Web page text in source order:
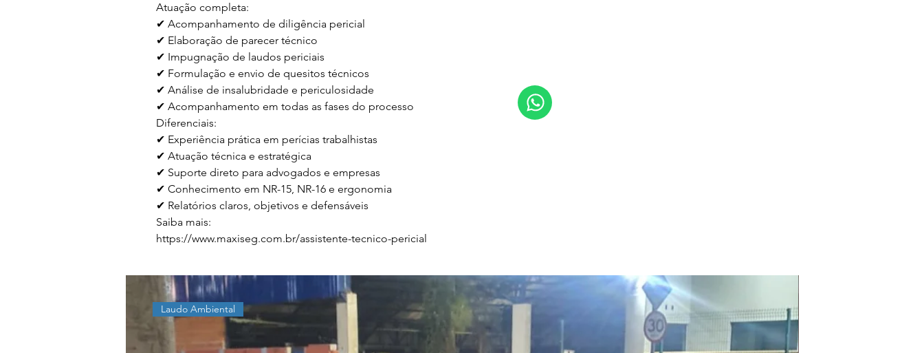
Atuação completa:
✔ Acompanhamento de diligência pericial
✔ Elaboração de parecer técnico
✔ Impugnação de laudos periciais
✔ Formulação e envio de quesitos técnicos
✔ Análise de insalubridade e periculosidade
✔ Acompanhamento em todas as fases do processo
Diferenciais:
✔ Experiência prática em perícias trabalhistas
✔ Atuação técnica e estratégica
✔ Suporte direto para advogados e empresas
✔ Conhecimento em NR-15, NR-16 e ergonomia
✔ Relatórios claros, objetivos e defensáveis
Saiba mais:
https://www.maxiseg.com.br/assistente-tecnico-pericial
Laudo Ambiental